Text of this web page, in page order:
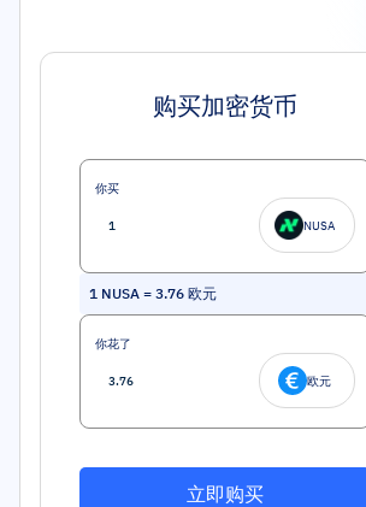
购买加密货币
你买
NUSA
1 NUSA = 3.76 欧元
你花了
欧元
立即购买